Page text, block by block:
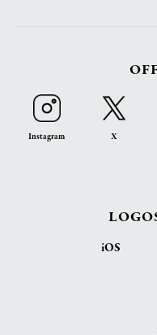
Instagram X
iOS